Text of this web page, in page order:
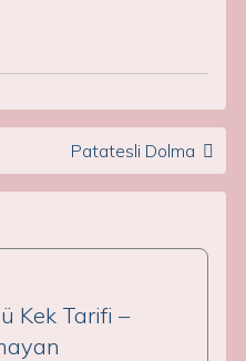
Patatesli Dolma
Kek Tarifi –